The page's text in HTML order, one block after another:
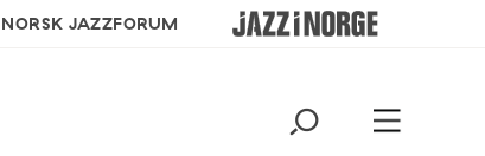
NORSK JAZZFORUM